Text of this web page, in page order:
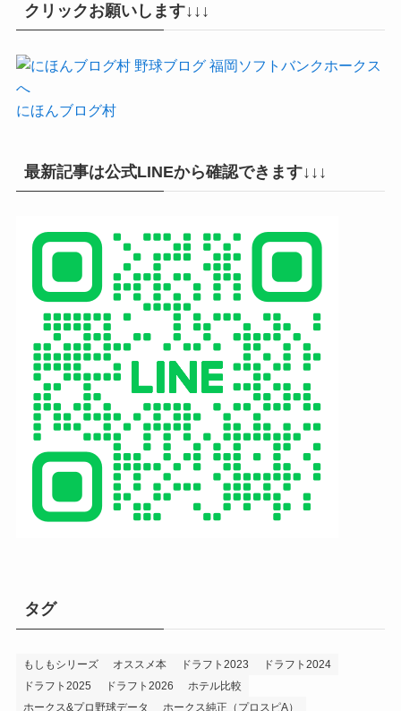
クリックお願いします↓↓↓
にほんブログ村
最新記事は公式LINEから確認できます↓↓↓
タグ
もしもシリーズ オススメ本 ドラフト2023
ドラフト2024
ドラフト2025
ドラフト2026
ホテル比較
ホークス&プロ野球データ
ホークス純正（プロスピA）